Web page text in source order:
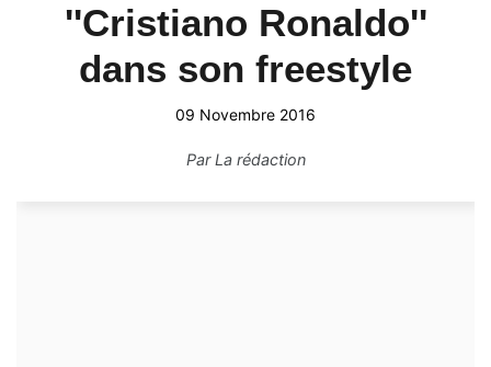
''Cristiano Ronaldo''
dans son freestyle
09 Novembre 2016
ParLa rédaction